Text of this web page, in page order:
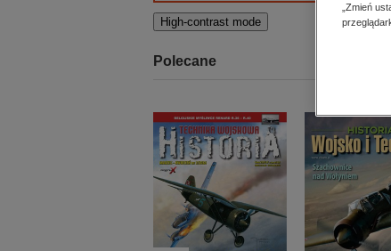
edukacja
kobiece, lifestyle, kultura
High-contrast mode
Polecane
„Zmień